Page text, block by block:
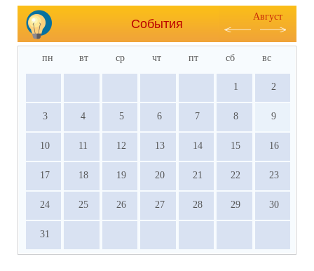
События
Август
пн вт ср чт пт сб вс
1 2
3 4 5 6 7 8 9
10 11 12 13 14 15 16
17 18 19 20 21 22 23
24 25 26 27 28 29 30
31